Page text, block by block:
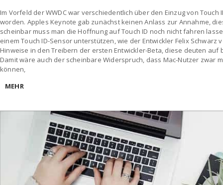
Im Vorfeld der WWDC war verschiedentlich über den Einzug von Touch
worden. Apples Keynote gab zunächst keinen Anlass zur Annahme,
scheinbar muss man die Hoffnung auf Touch ID noch nicht fahren
einem Touch ID-Sensor unterstützen, wie der Entwickler Felix Schwarz
Hinweise in den Treibern der ersten Entwickler-Beta, diese deuten auf
Damit wäre auch der scheinbare Widerspruch, dass Mac-Nutzer zwar
können,
MEHR